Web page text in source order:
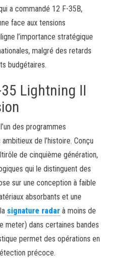
a commandé 12 F-35B,
face aux tensions
l’importance stratégique
malgré des retards
budgétaires.
Lightning II
des programmes
de l’histoire. Conçu
de cinquième génération,
qui le distinguent des
sur une conception à faible
absorbants et une
signature radar à moins de
meter) dans certaines bandes
permet des opérations en
précoce.